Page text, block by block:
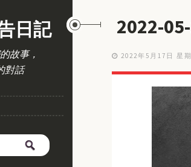
日記
故事，
對話
2022-
2022年5月17日 星